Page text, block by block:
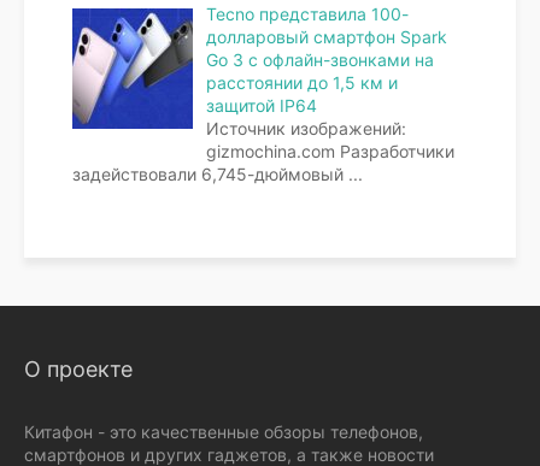
Tecno представила 100-
долларовый смартфон Spark
Go 3 с офлайн-звонками на
расстоянии до 1,5 км и
защитой IP64
Источник изображений:
gizmochina.com Разработчики
задействовали 6,745-дюймовый ...
О проекте
Китафон - это качественные обзоры телефонов,
смартфонов и других гаджетов, а также новости